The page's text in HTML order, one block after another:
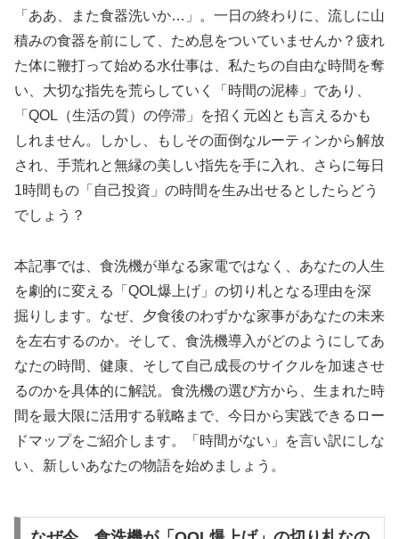
「ああ、また食器洗いか…」。一日の終わりに、流しに山
積みの食器を前にして、ため息をついていませんか？疲れ
た体に鞭打って始める水仕事は、私たちの自由な時間を奪
い、大切な指先を荒らしていく「時間の泥棒」であり、
「QOL（生活の質）の停滞」を招く元凶とも言えるかも
しれません。しかし、もしその面倒なルーティンから解放
され、手荒れと無縁の美しい指先を手に入れ、さらに毎日
1時間もの「自己投資」の時間を生み出せるとしたらどう
でしょう？
本記事では、食洗機が単なる家電ではなく、あなたの人生
を劇的に変える「QOL爆上げ」の切り札となる理由を深
掘りします。なぜ、夕食後のわずかな家事があなたの未来
を左右するのか。そして、食洗機導入がどのようにしてあ
なたの時間、健康、そして自己成長のサイクルを加速させ
るのかを具体的に解説。食洗機の選び方から、生まれた時
間を最大限に活用する戦略まで、今日から実践できるロー
ドマップをご紹介します。「時間がない」を言い訳にしな
い、新しいあなたの物語を始めましょう。